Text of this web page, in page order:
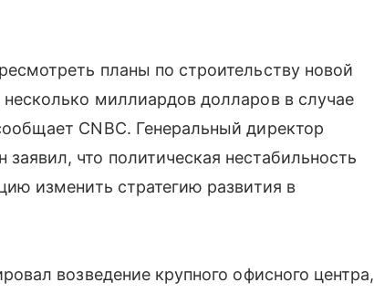
планы по строительству новой
миллиардов долларов в случае
CNBC. Генеральный директор
что политическая нестабильность
изменить стратегию развития в
возведение крупного офисного центра,